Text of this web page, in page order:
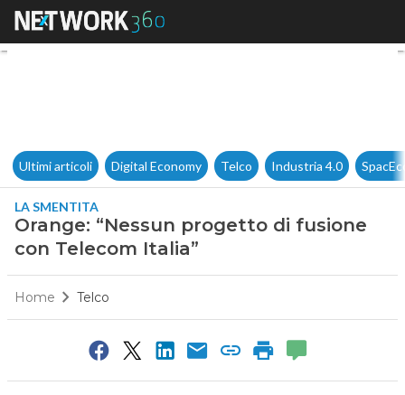
Orange: “Nessun progetto di
Ultimi articoli Digital Economy Telco Industria 4.0
LA SMENTITA
Orange: “Nessun progetto di fusione
con Telecom Italia”
Home Telco